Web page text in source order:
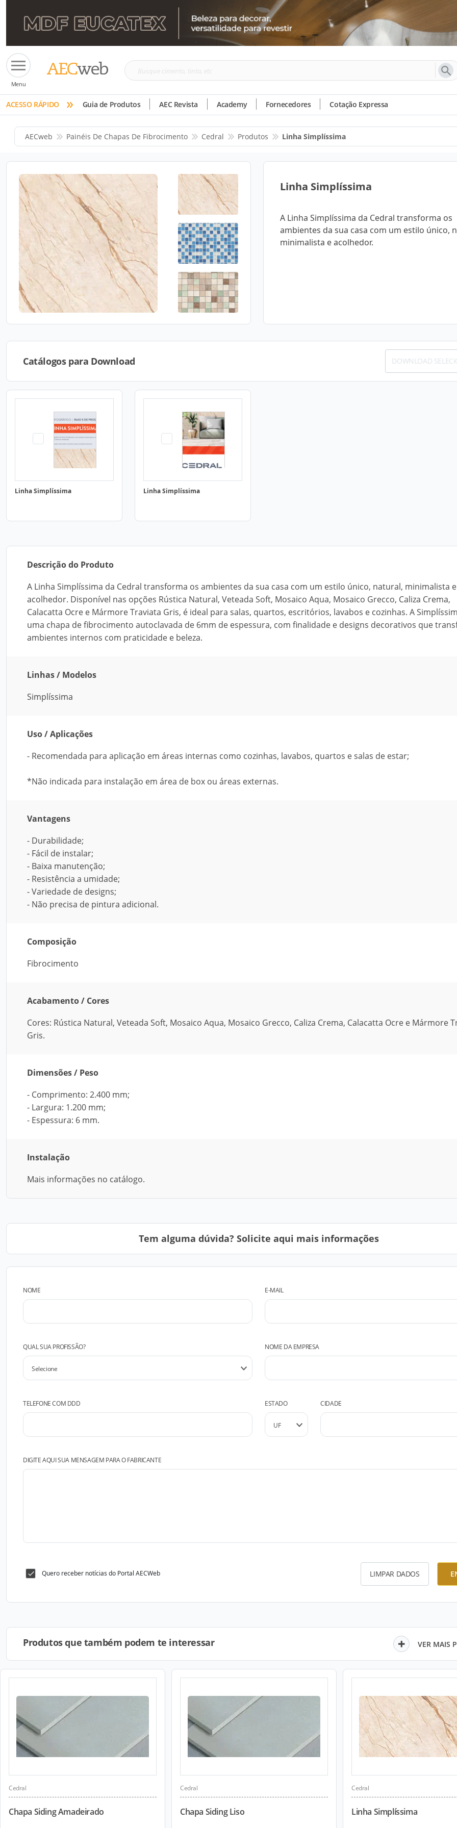
Menu
Busque
tinta,
etc
ACESSO RÁPIDO » Guia de Produtos AEC Revista Academy Fornecedores Cotação Expressa
AECweb Painéis De Chapas De Fibrocimento Cedral Produtos Linha Simplíssima
Linha Simplíssima
A Linha Simplíssima da Cedral transforma os
ambientes da sua casa com um estilo único,
minimalista e acolhedor.
Catálogos para Download DOWNLOAD
Linha Simplíssima Linha Simplíssima
Descrição do Produto
A Linha Simplíssima da Cedral transforma os ambientes da sua casa com um estilo único, natural, minimalista e
acolhedor. Disponível nas opções Rústica Natural, Veteada Soft, Mosaico Aqua, Mosaico Grecco, Caliza Crema,
Calacatta Ocre e Mármore Traviata Gris, é ideal para salas, quartos, escritórios, lavabos e cozinhas. A
uma chapa de fibrocimento autoclavada de 6mm de espessura, com finalidade e designs decorativos que
ambientes internos com praticidade e beleza.
Linhas / Modelos
Simplíssima
Uso / Aplicações
- Recomendada para aplicação em áreas internas como cozinhas, lavabos, quartos e salas de estar;
*Não indicada para instalação em área de box ou áreas externas.
Vantagens
- Durabilidade;
- Fácil de instalar;
- Baixa manutenção;
- Resistência a umidade;
- Variedade de designs;
- Não precisa de pintura adicional.
Composição
Fibrocimento
Acabamento / Cores
Cores: Rústica Natural, Veteada Soft, Mosaico Aqua, Mosaico Grecco, Caliza Crema, Calacatta Ocre e Mármore
Gris.
Dimensões / Peso
- Comprimento: 2.400 mm;
- Largura: 1.200 mm;
- Espessura: 6 mm.
Instalação
Mais informações no catálogo.
Tem alguma dúvida? Solicite aqui mais informações
NOME E-MAIL
QUAL SUA PROFISSÃO? NOME DA EMPRESA
TELEFONE COM DDD ESTADO CIDADE
DIGITE AQUI SUA MENSAGEM PARA O FABRICANTE
Quero receber notícias do Portal AECWeb LIMPAR DADOS
Produtos que também podem te interessar VER MAIS
Cedral
Chapa Siding Amadeirado
Cedral
Chapa Siding Liso
Cedral
Linha Simplíssima